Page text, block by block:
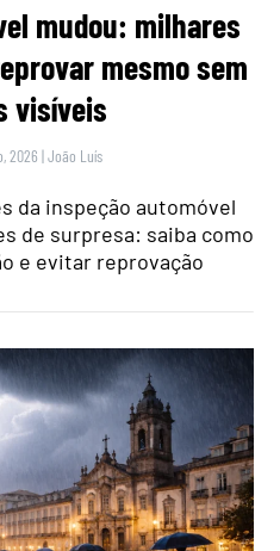
mudou: milhares
mesmo sem
visíveis
2026 |João Luís
da inspeção automóvel
de surpresa: saiba como
e evitar reprovação